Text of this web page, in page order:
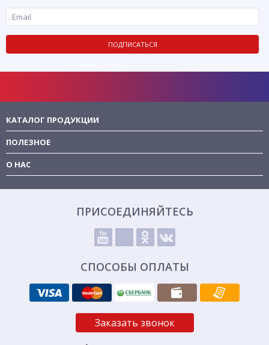
ПОДПИСАТЬСЯ
КАТАЛОГ ПРОДУКЦИИ
ПОЛЕЗНОЕ
О НАС
ПРИСОЕДИНЯЙТЕСЬ
СПОСОБЫ ОПЛАТЫ
Заказать звонок